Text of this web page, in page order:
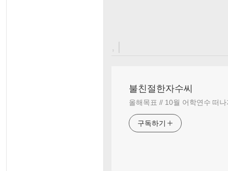
, |
불친절한자수씨
올해목표 // 10월 어학연수 떠나
구독하기